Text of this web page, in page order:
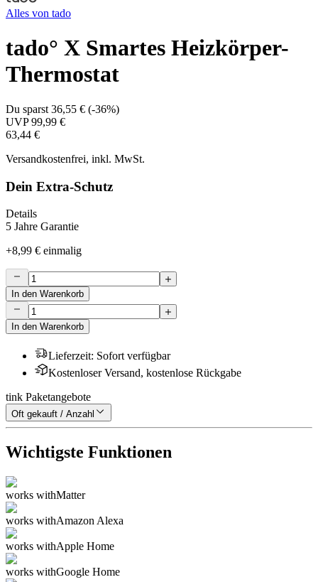
Alles von tado
tado° X Smartes Heizkörper-
Thermostat
Du sparst 36,55 € (-36%)
UVP99,99 €
63,44 €
Versandkostenfrei, inkl. MwSt.
Dein Extra-Schutz
Details
5 Jahre Garantie
+8,99 € einmalig
In den Warenkorb
In den Warenkorb
Lieferzeit: Sofort verfügbar
Kostenloser Versand, kostenlose Rückgabe
tink Paketangebote
Oft gekauft / Anzahl
Wichtigste Funktionen
works withMatter
works withAmazon Alexa
works withApple Home
works withGoogle Home